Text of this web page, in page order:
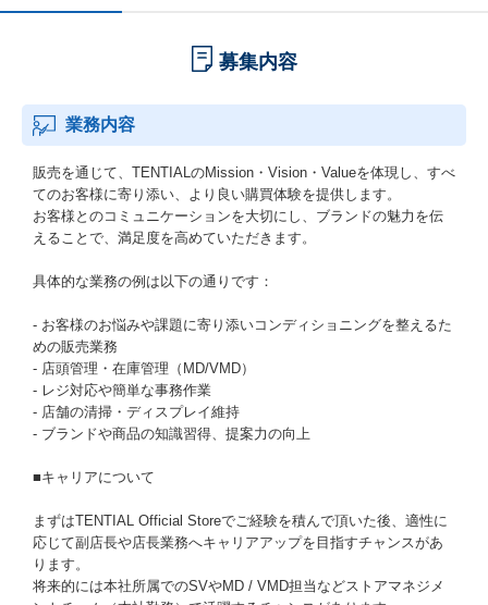
募集内容
業務内容
販売を通じて、TENTIALのMission・Vision・Valueを体現し、すべ
てのお客様に寄り添い、より良い購買体験を提供します。
お客様とのコミュニケーションを大切にし、ブランドの魅力を伝
えることで、満足度を高めていただきます。
具体的な業務の例は以下の通りです：
- お客様のお悩みや課題に寄り添いコンディショニングを整えるた
めの販売業務
- 店頭管理・在庫管理（MD/VMD）
- レジ対応や簡単な事務作業
- 店舗の清掃・ディスプレイ維持
- ブランドや商品の知識習得、提案力の向上
■キャリアについて
まずはTENTIAL Official Storeでご経験を積んで頂いた後、適性に
応じて副店長や店長業務へキャリアアップを目指すチャンスがあ
ります。
将来的には本社所属でのSVやMD / VMD担当などストアマネジメ